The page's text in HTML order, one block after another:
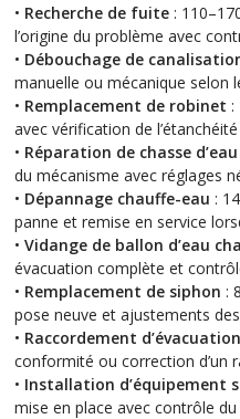
• Recherche de fuite :
l’origine du problème avec
• Débouchage de
manuelle ou mécanique selon
• Remplacement de robinet :
avec vérification de
• Réparation de chasse d’eau
du mécanisme avec réglages
• Dépannage chauffe-eau :
panne et remise en service
• Vidange de ballon d’eau
évacuation complète et
• Remplacement de siphon :
pose neuve et ajustements
• Raccordement d’évacuation
conformité ou correction d’un
• Installation d’équipement
mise en place avec contrôle du